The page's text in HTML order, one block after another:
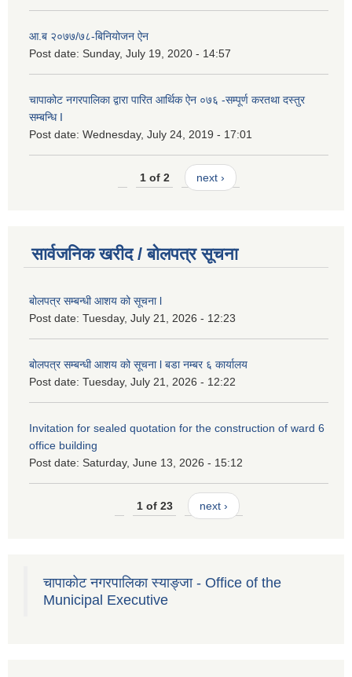
आ.ब २०७७/७८-बिनियोजन ऐन
Post date: Sunday, July 19, 2020 - 14:57
चापाकोट नगरपालिका द्वारा पारित आर्थिक ऐन ०७६ -सम्पूर्ण करतथा दस्तुर
सम्बन्धि I
Post date: Wednesday, July 24, 2019 - 17:01
1 of 2 next ›
सार्वजनिक खरीद / बोलपत्र सूचना
बोलपत्र सम्बन्धी आशय को सूचना l
Post date: Tuesday, July 21, 2026 - 12:23
बोलपत्र सम्बन्धी आशय को सूचना l बडा नम्बर ६ कार्यालय
Post date: Tuesday, July 21, 2026 - 12:22
Invitation for sealed quotation for the construction of ward 6
office building
Post date: Saturday, June 13, 2026 - 15:12
1 of 23 next ›
चापाकोट नगरपालिका स्याङ्जा - Office of the
Municipal Executive